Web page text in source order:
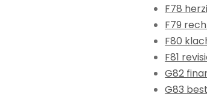
F78
F79
F80
F81
G82
G83